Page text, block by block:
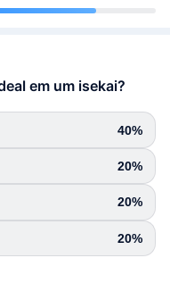
em um isekai?
40%
20%
20%
20%